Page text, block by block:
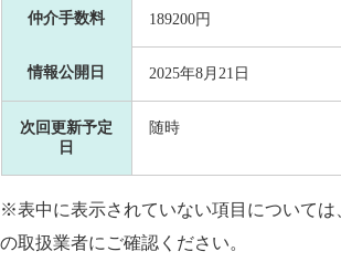
仲介手数料 189200円
情報公開日 2025年8月21日
次回更新予定
日
随時
※表中に表示されていない項目については
の取扱業者にご確認ください。